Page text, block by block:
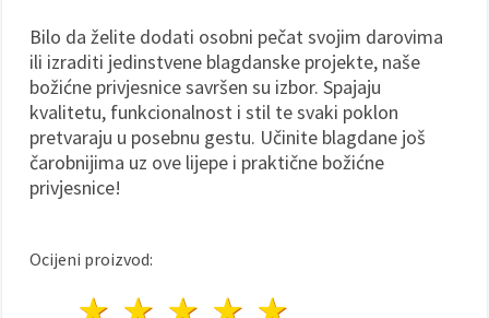
Bilo da želite dodati osobni pečat svojim darovima
ili izraditi jedinstvene blagdanske projekte, naše
božićne privjesnice savršen su izbor. Spajaju
kvalitetu, funkcionalnost i stil te svaki poklon
pretvaraju u posebnu gestu. Učinite blagdane još
čarobnijima uz ove lijepe i praktične božićne
privjesnice!
Ocijeni proizvod: